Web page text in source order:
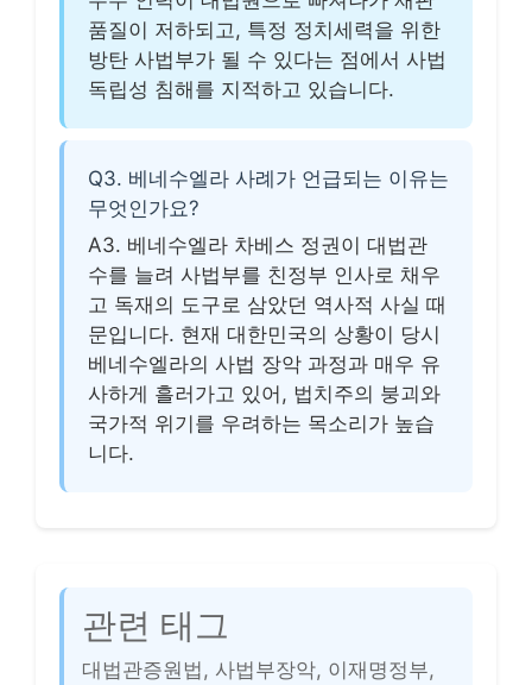
품질이 저하되고, 특정 정치세력을 위한
방탄 사법부가 될 수 있다는 점에서 사법
독립성 침해를 지적하고 있습니다.
Q3. 베네수엘라 사례가 언급되는 이유는
무엇인가요?
A3. 베네수엘라 차베스 정권이 대법관
수를 늘려 사법부를 친정부 인사로 채우
고 독재의 도구로 삼았던 역사적 사실 때
문입니다. 현재 대한민국의 상황이 당시
베네수엘라의 사법 장악 과정과 매우 유
사하게 흘러가고 있어, 법치주의 붕괴와
국가적 위기를 우려하는 목소리가 높습
니다.
관련 태그
대법관증원법, 사법부장악, 이재명정부,